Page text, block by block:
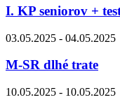
I. KP seniorov +
03.05.2025 - 04.05.2025
M-SR dlhé trate
10.05.2025 - 10.05.2025